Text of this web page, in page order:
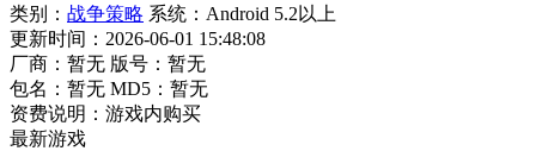
类别： 战争策略 系统：Android 5.2以上
更新时间：2026-06-01 15:48:08
厂商：暂无 版号：暂无
包名：暂无 MD5：暂无
资费说明：游戏内购买
最新游戏